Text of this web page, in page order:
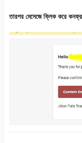
তারপর মেসেজে ক্লিক করে